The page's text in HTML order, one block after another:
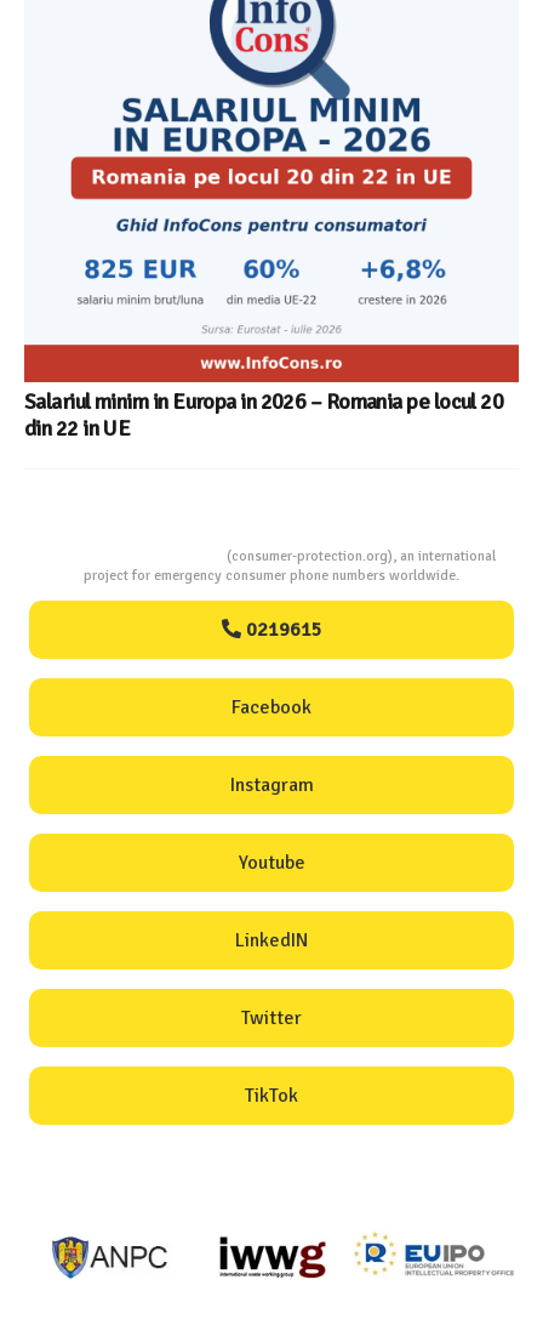
Salariul minim in Europa in 2026 – Romania pe locul 20
din 22 in UE
(consumer-protection.org), an international
project for emergency consumer phone numbers worldwide.
0219615
Facebook
Instagram
Youtube
LinkedIN
Twitter
TikTok